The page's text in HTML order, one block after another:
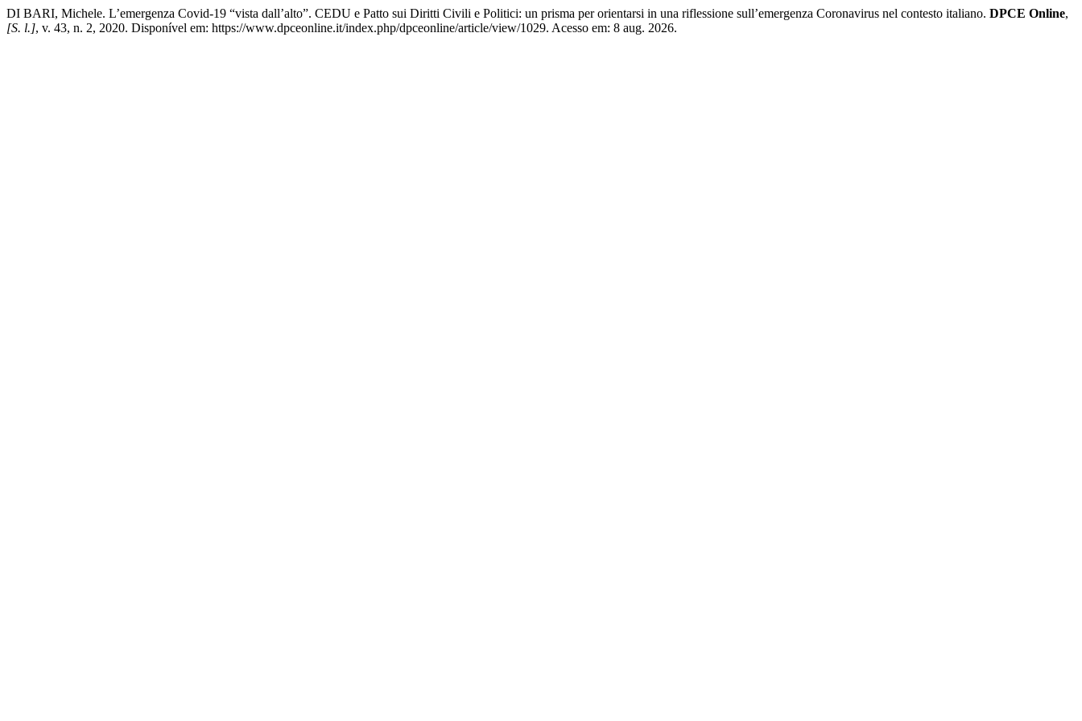
DI BARI, Michele. L’emergenza Covid-19 “vista dall’alto”. CEDU e Patto sui Diritti Civili e Politici: un prisma per orientarsi in una riflessione sull’emergenza Coronavirus nel contesto italiano. DPCE Online,
[S. l.], v. 43, n. 2, 2020. Disponível em: https://www.dpceonline.it/index.php/dpceonline/article/view/1029. Acesso em: 8 aug. 2026.